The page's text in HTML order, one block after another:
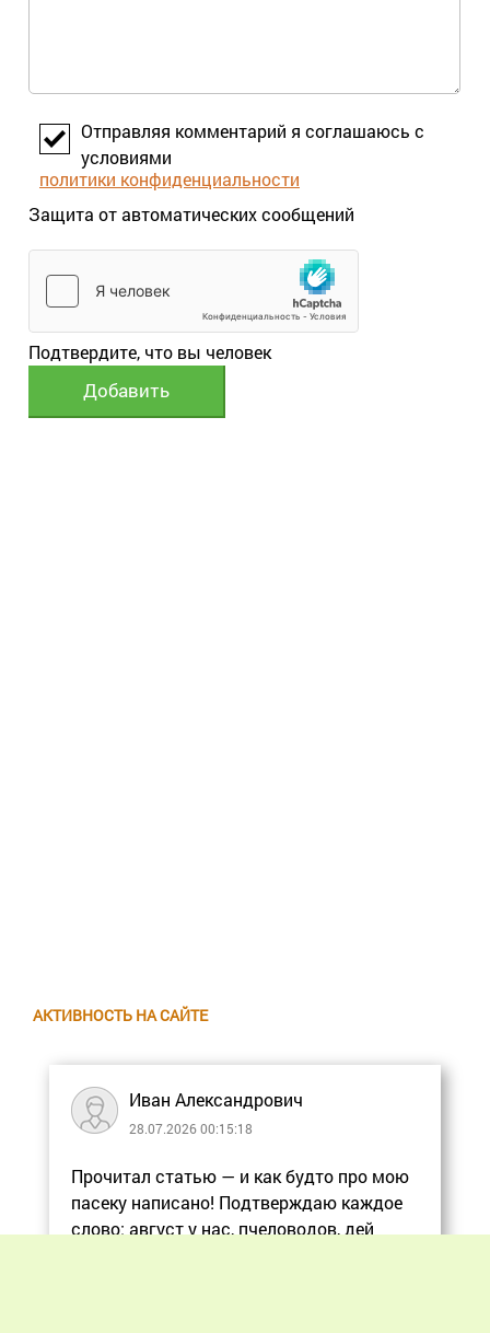
Отправляя комментарий я соглашаюсь с
условиями
политики конфиденциальности
Защита от автоматических сообщений
Подтвердите, что вы человек
АКТИВНОСТЬ НА САЙТЕ
Иван Александрович
28.07.2026 00:15:18
Прочитал статью — и как будто про мою
пасеку написано! Подтверждаю каждое
слово: август у нас, пчеловодов, дей